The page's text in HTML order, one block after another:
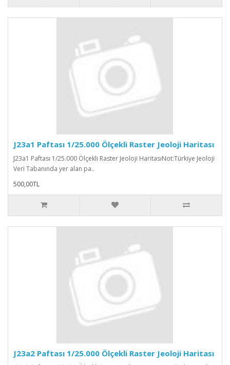
J23a1 Paftası 1/25.000 Ölçekli Raster Jeoloji Haritası
J23a1 Paftası 1/25.000 Ölçekli Raster Jeoloji HaritasıNot:Türkiye Jeoloji
Veri Tabanında yer alan pa..
500,00TL
J23a2 Paftası 1/25.000 Ölçekli Raster Jeoloji Haritası